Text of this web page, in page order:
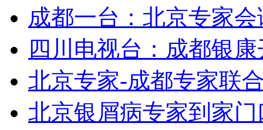
成都一台：北京专家
四川电视台：成都银
北京专家-成都专家联
北京银屑病专家到家门